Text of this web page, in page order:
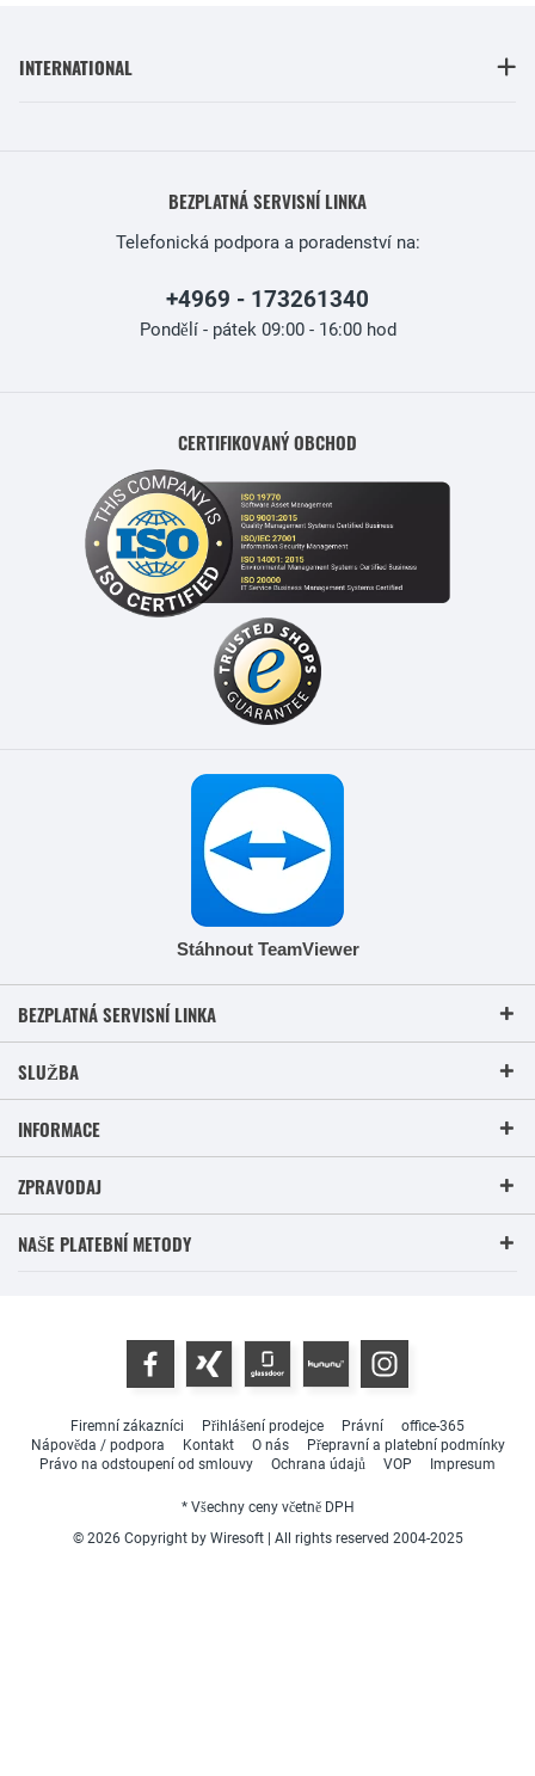
INTERNATIONAL
BEZPLATNÁ SERVISNÍ LINKA
Telefonická podpora a poradenství na:
+4969 - 173261340
Pondělí - pátek 09:00 - 16:00 hod
CERTIFIKOVANÝ OBCHOD
Stáhnout TeamViewer
BEZPLATNÁ SERVISNÍ LINKA
SLUŽBA
INFORMACE
ZPRAVODAJ
NAŠE PLATEBNÍ METODY
Firemní zákazníci Přihlášení prodejce Právní
office-365
Nápověda / podpora
Kontakt O nás
Přepravní a platební podmínky
Právo na odstoupení od smlouvy
Ochrana údajů VOP Impresum
* Všechny ceny včetně DPH
© 2026 Copyright by Wiresoft | All rights reserved 2004-2025